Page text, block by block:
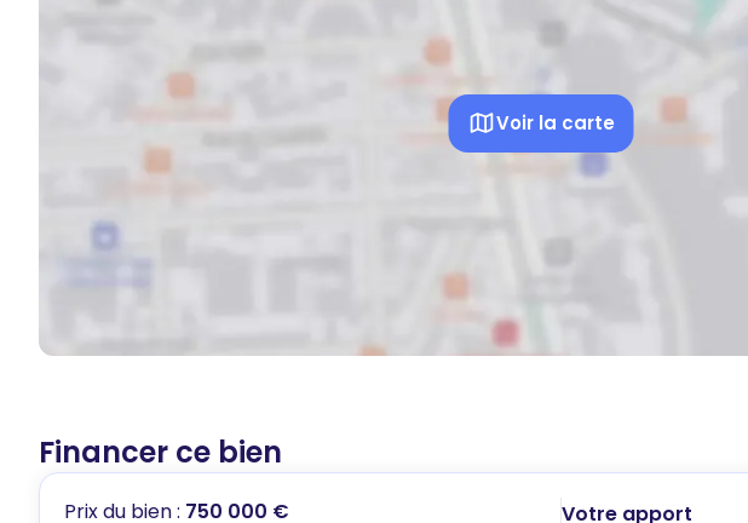
Voir la carte
Financer ce bien
Prix du bien : 750 000 € Votre apport